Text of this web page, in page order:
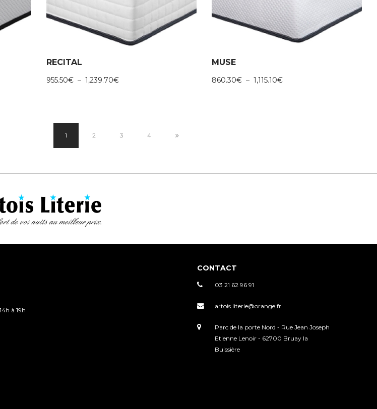
RECITAL
955.50€ – 1,239.70€Plage
MUSE
860.30€ – 1,115.10€Plage
1 2 3 4
à 19h
CONTACT
03 21 62 96 91
artois.literie@orange.fr
Parc de la porte Nord - Rue Jean Joseph
Etienne Lenoir - 62700 Bruay la
Buissière